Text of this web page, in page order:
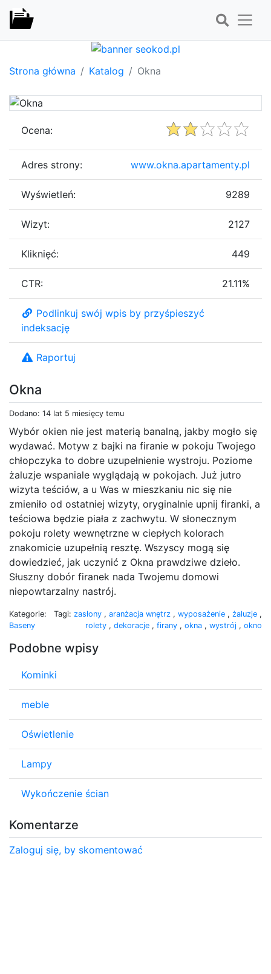
Strona główna Katalog Okna
Okna
Dodano: 14 lat 5 miesięcy temu
Wybór okien nie jest materią banalną, jakby mogło się
wydawać. Motyw z bajki na firanie w pokoju Twojego
chłopczyka to dobre uzupełnienie wystroju. Poziome
żaluzje wspaniale wyglądają w pokojach. Już jutro
wizyta teściów, a u Was w mieszkaniu nic się nie
zmieniło od ostatniej wizyty, oryginalnie upnij firanki, a
teściowa będzie piała z zachwytu. W słonecznym
pokoju rolety wewnętrzne w ciepłych kolorach
znakomicie uzupełnią resztę. Wszyscy mogą się
dowiedzieć, jak uczynić z Okna prawdziwe dzieło.
Słuszny dobór firanek nada Twojemu domowi
niepowtarzalny nastrój.
Kategorie:
Baseny
Tagi: zasłony , aranżacja wnętrz , wyposażenie , żaluzje ,
rolety , dekoracje , firany , okna , wystrój , okno
Podobne wpisy
Kominki
meble
Oświetlenie
Lampy
Wykończenie ścian
Komentarze
Zaloguj się, by skomentować
Ocena:
Adres strony: www.okna.apartamenty.pl
Wyświetleń: 9289
Wizyt: 2127
Kliknięć: 449
CTR: 21.11%
Podlinkuj swój wpis by przyśpieszyć
indeksację
Raportuj